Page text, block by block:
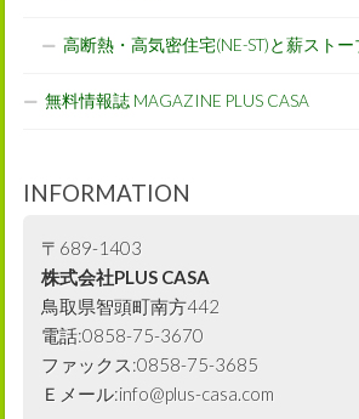
高断熱・高気密住宅(NE-ST)と薪スト
無料情報誌 MAGAZINE PLUS CASA
INFORMATION
〒689-1403
株式会社PLUS CASA
鳥取県智頭町南方442
電話:0858-75-3670
ファックス:0858-75-3685
Ｅメール:info@plus-casa.com